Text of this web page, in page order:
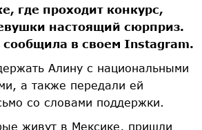
где проходит конкурс,
настоящий сюрприз.
сообщила в своем Instagram.
Алину с национальными
а также передали ей
со словами поддержки.
живут в Мексике, пришли